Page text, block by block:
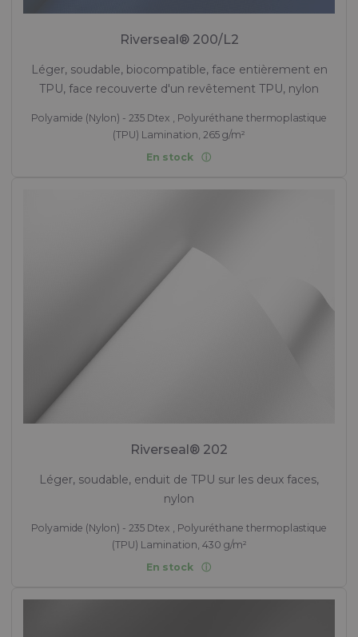
Riverseal® 200/L2
Léger, soudable, biocompatible, face entièrement en
TPU, face recouverte d'un revêtement TPU, nylon
Polyamide (Nylon) - 235 Dtex , Polyuréthane thermoplastique
(TPU) Lamination, 265 g/m²
En stock
Riverseal® 202
Léger, soudable, enduit de TPU sur les deux faces,
nylon
Polyamide (Nylon) - 235 Dtex , Polyuréthane thermoplastique
(TPU) Lamination, 430 g/m²
En stock